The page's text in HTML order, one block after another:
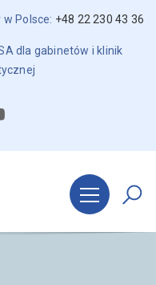
Polsce: +48 22 230 43 36
dla gabinetów i klinik